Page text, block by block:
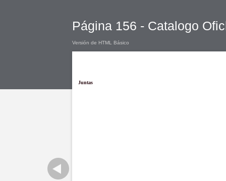
Página 156 - Catalogo
Versión de HTML Básico
Juntas